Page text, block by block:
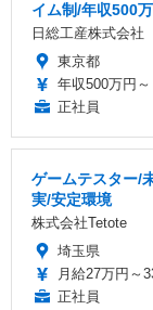
イム制/年収500
日総工産株式会社
東京都
年収500万円～
正社員
ゲームテスター/
実/安定環境
株式会社Tetote
埼玉県
月給27万円～
正社員